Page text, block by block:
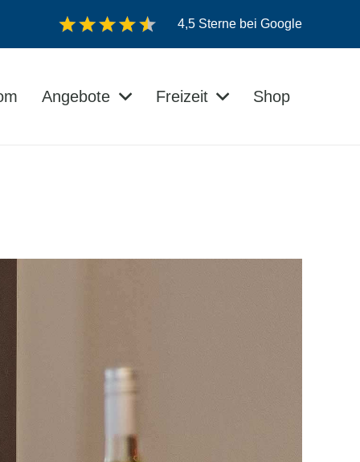
4,5 Sterne bei Google
Angebote Freizeit Shop